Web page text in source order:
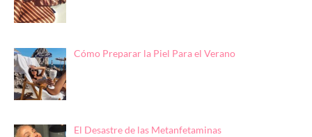
Cómo Preparar la Piel Para el Verano
El Desastre de las Metanfetaminas